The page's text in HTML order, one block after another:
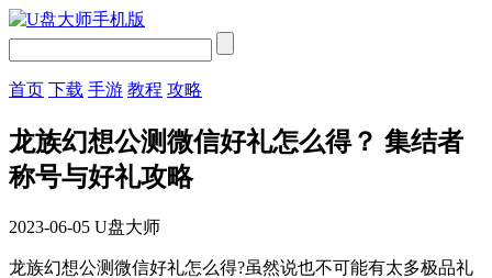
首页 下载 手游 教程 攻略
龙族幻想公测微信好礼怎么得？ 集结者
称号与好礼攻略
2023-06-05 U盘大师
龙族幻想公测微信好礼怎么得?虽然说也不可能有太多极品礼